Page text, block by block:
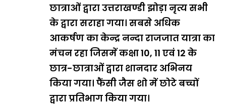
छात्राओं द्वारा उत्तराखण्डी झोड़ा नृत्य सभी
के द्वारा सराहा गया। सबसे अधिक
आकर्षण का केन्द्र नन्दा राजजात यात्रा का
मंचन रहा जिसमें कक्षा 10, 11 एवं 12 के
छात्र-छात्राओं द्वारा शानदार अभिनय
किया गया। फैंसी जैस शो में छोटे बच्चों
द्वारा प्रतिभाग किया गया।